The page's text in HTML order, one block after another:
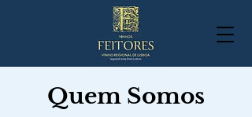
Quem Somos